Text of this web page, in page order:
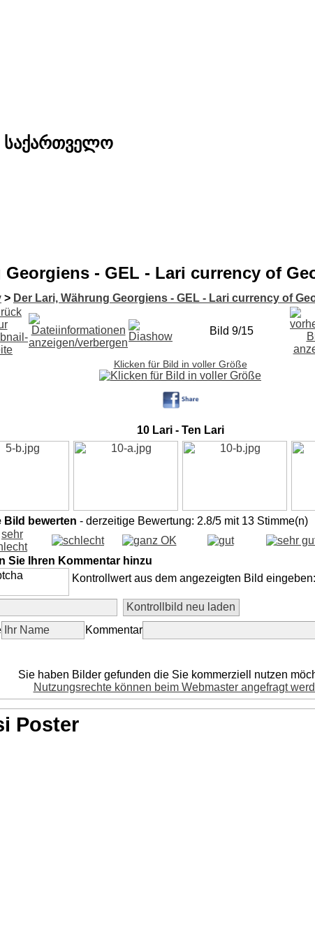
საქართველო
- GEL - Lari currency of
> Der Lari, Währung Georgiens - GEL - Lari currency of
Bild 9/15
Klicken für Bild in voller Größe
10 Lari - Ten Lari
Bild bewerten - derzeitige Bewertung: 2.8/5 mit 13 Stimme(n)
Sie Ihren Kommentar hinzu
Kontrollwert aus dem angezeigten Bild eingeben:
Kommentar
Sie haben Bilder gefunden die Sie kommerziell nutzen
Nutzungsrechte können beim Webmaster angefragt
Poster